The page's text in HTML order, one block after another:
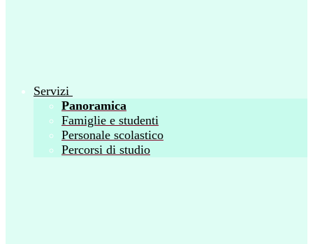
Servizi
Panoramica
Famiglie e studenti
Personale scolastico
Percorsi di studio